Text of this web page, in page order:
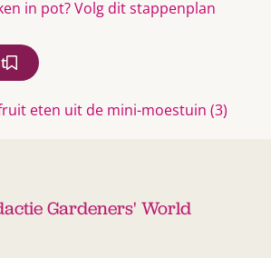
in pot? Volg dit stappenplan
eten uit de mini-moestuin (3)
Gardeners' World